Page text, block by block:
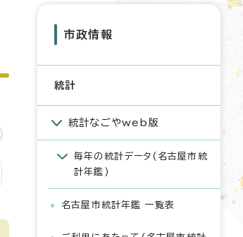
市政情報
統計
統計なごやweb版
毎年の統計データ(名古屋市統
計年鑑)
名古屋市統計年鑑 一覧表